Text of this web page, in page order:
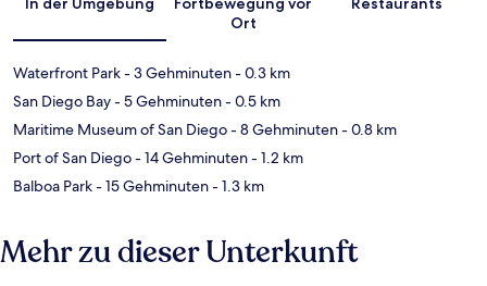
Ort
Waterfront Park- 3 Gehminuten- 0.3 km
San Diego Bay- 5 Gehminuten- 0.5 km
Maritime Museum of San Diego- 8 Gehminuten- 0.8 km
Port of San Diego- 14 Gehminuten- 1.2 km
Balboa Park- 15 Gehminuten- 1.3 km
Mehr zu dieser Unterkunft